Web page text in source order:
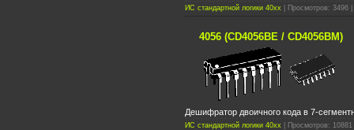
ИС стандартной логики 40xx | Просмотров: 3496
4056 (CD4056BE / CD4056BM)
Дешифратор двоичного кода в 7-
ИС стандартной логики 40xx | Просмотров: